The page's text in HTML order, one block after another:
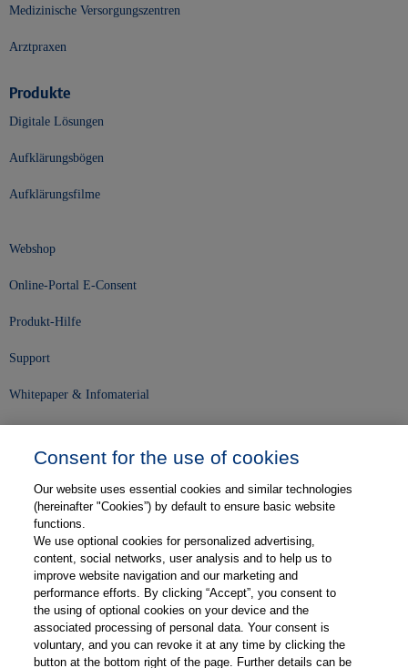
Medizinische Versorgungszentren
Arztpraxen
Produkte
Digitale Lösungen
Aufklärungsbögen
Aufklärungsfilme
Webshop
Online-Portal E-Consent
Produkt-Hilfe
Support
Whitepaper & Infomaterial
Karriere
Kontakt
Web-Semniare
Anwenderberichte
Partner
Consent for the use of cookies
Our website uses essential cookies and similar technologies
(hereinafter "Cookies”) by default to ensure basic website
functions.
We use optional cookies for personalized advertising,
content, social networks, user analysis and to help us to
improve website navigation and our marketing and
performance efforts. By clicking “Accept”, you consent to
the using of optional cookies on your device and the
associated processing of personal data. Your consent is
voluntary, and you can revoke it at any time by clicking the
button at the bottom right of the page. Further details can be